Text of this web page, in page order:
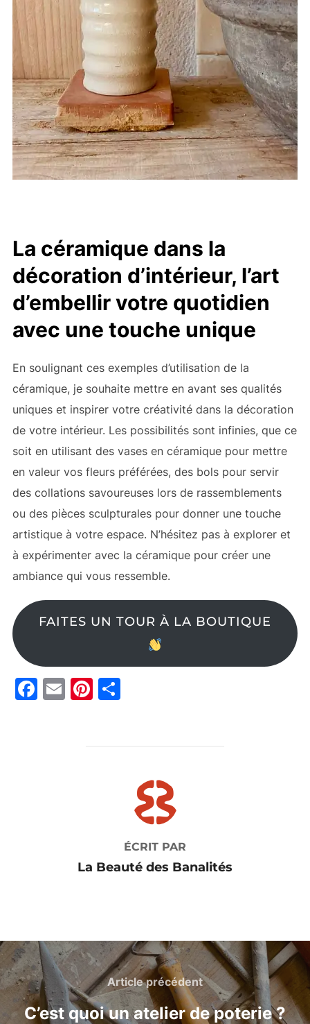
La céramique dans la
décoration d’intérieur, l’art
d’embellir votre quotidien
avec une touche unique
En soulignant ces exemples d’utilisation de la
céramique, je souhaite mettre en avant ses qualités
uniques et inspirer votre créativité dans la décoration
de votre intérieur. Les possibilités sont infinies, que ce
soit en utilisant des vases en céramique pour mettre
en valeur vos fleurs préférées, des bols pour servir
des collations savoureuses lors de rassemblements
ou des pièces sculpturales pour donner une touche
artistique à votre espace. N’hésitez pas à explorer et
à expérimenter avec la céramique pour créer une
ambiance qui vous ressemble.
FAITES UN TOUR À LA BOUTIQUE
F E Pi
e
P
g
er
AUTEUR DE LA PUBLICATION
ÉCRIT PAR
La Beauté des Banalités
Navigation
de
l’article
Article
précédent
Article précédent
C’est quoi un atelier de poterie ?